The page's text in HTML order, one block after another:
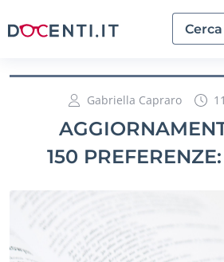
Gabriella Capraro
150